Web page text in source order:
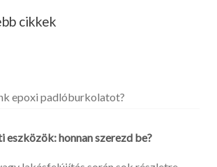
cikkek
epoxi padlóburkolatot?
eszközök: honnan szerezd be?